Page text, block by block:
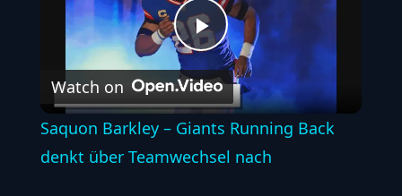
Play
Video
Watch on
Saquon Barkley – Giants Running Back
denkt über Teamwechsel nach